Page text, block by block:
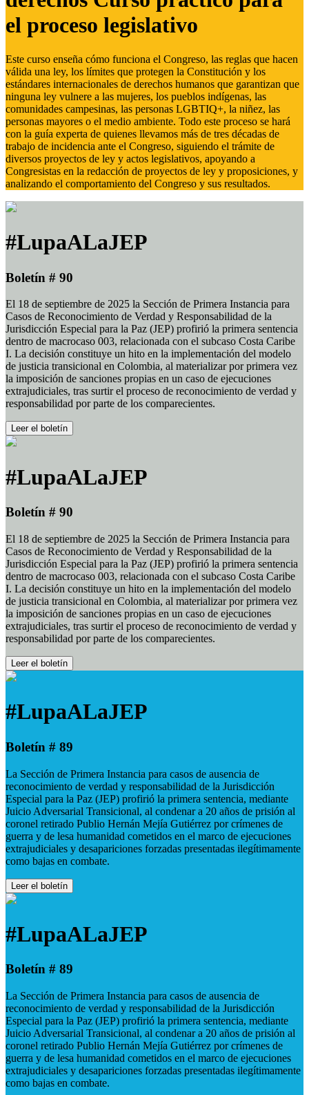
el proceso legislativo
Este curso enseña cómo funciona el Congreso, las reglas que hacen
válida una ley, los límites que protegen la Constitución y los
estándares internacionales de derechos humanos que garantizan que
ninguna ley vulnere a las mujeres, los pueblos indígenas, las
comunidades campesinas, las personas LGBTIQ+, la niñez, las
personas mayores o el medio ambiente. Todo este proceso se hará
con la guía experta de quienes llevamos más de tres décadas de
trabajo de incidencia ante el Congreso, siguiendo el trámite de
diversos proyectos de ley y actos legislativos, apoyando a
Congresistas en la redacción de proyectos de ley y proposiciones, y
analizando el comportamiento del Congreso y sus resultados.
#LupaALaJEP
Boletín # 90
El 18 de septiembre de 2025 la Sección de Primera Instancia para
Casos de Reconocimiento de Verdad y Responsabilidad de la
Jurisdicción Especial para la Paz (JEP) profirió la primera sentencia
dentro de macrocaso 003, relacionada con el subcaso Costa Caribe
I. La decisión constituye un hito en la implementación del modelo
de justicia transicional en Colombia, al materializar por primera vez
la imposición de sanciones propias en un caso de ejecuciones
extrajudiciales, tras surtir el proceso de reconocimiento de verdad y
responsabilidad por parte de los comparecientes.
Leer el boletín
#LupaALaJEP
Boletín # 90
El 18 de septiembre de 2025 la Sección de Primera Instancia para
Casos de Reconocimiento de Verdad y Responsabilidad de la
Jurisdicción Especial para la Paz (JEP) profirió la primera sentencia
dentro de macrocaso 003, relacionada con el subcaso Costa Caribe
I. La decisión constituye un hito en la implementación del modelo
de justicia transicional en Colombia, al materializar por primera vez
la imposición de sanciones propias en un caso de ejecuciones
extrajudiciales, tras surtir el proceso de reconocimiento de verdad y
responsabilidad por parte de los comparecientes.
Leer el boletín
#LupaALaJEP
Boletín # 89
La Sección de Primera Instancia para casos de ausencia de
reconocimiento de verdad y responsabilidad de la Jurisdicción
Especial para la Paz (JEP) profirió la primera sentencia, mediante
Juicio Adversarial Transicional, al condenar a 20 años de prisión al
coronel retirado Publio Hernán Mejía Gutiérrez por crímenes de
guerra y de lesa humanidad cometidos en el marco de ejecuciones
extrajudiciales y desapariciones forzadas presentadas ilegítimamente
como bajas en combate.
Leer el boletín
#LupaALaJEP
Boletín # 89
La Sección de Primera Instancia para casos de ausencia de
reconocimiento de verdad y responsabilidad de la Jurisdicción
Especial para la Paz (JEP) profirió la primera sentencia, mediante
Juicio Adversarial Transicional, al condenar a 20 años de prisión al
coronel retirado Publio Hernán Mejía Gutiérrez por crímenes de
guerra y de lesa humanidad cometidos en el marco de ejecuciones
extrajudiciales y desapariciones forzadas presentadas ilegítimamente
como bajas en combate.